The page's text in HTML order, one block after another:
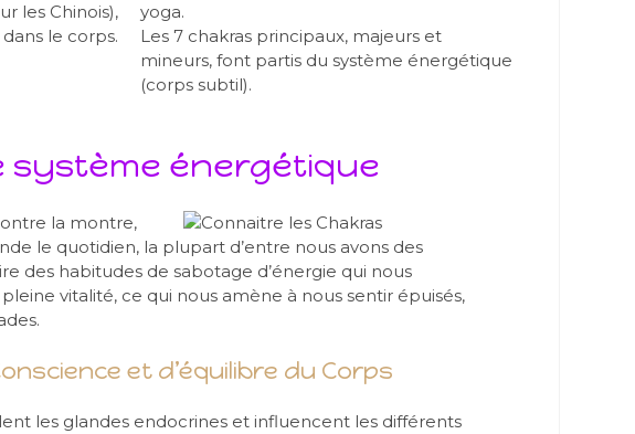
les Chinois),
le corps.
yoga.
Les 7 chakras principaux, majeurs et
mineurs, font partis du système énergétique
(corps subtil).
système énergétique
la montre,
le quotidien, la plupart d’entre nous avons des
des habitudes de sabotage d’énergie qui nous
vitalité, ce qui nous amène à nous sentir épuisés,
et d’équilibre du Corps
les glandes endocrines et influencent les différents